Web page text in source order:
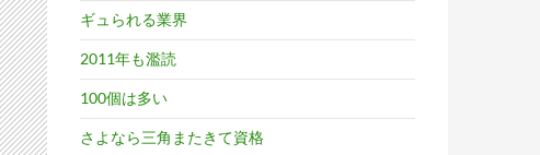
ギュられる業界
2011年も濫読
100個は多い
さよなら三角またきて資格